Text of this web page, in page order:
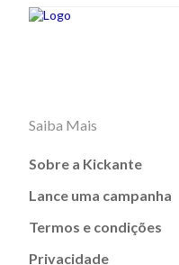
Saiba Mais
Sobre a Kickante
Lance uma campanha
Termos e condições
Privacidade